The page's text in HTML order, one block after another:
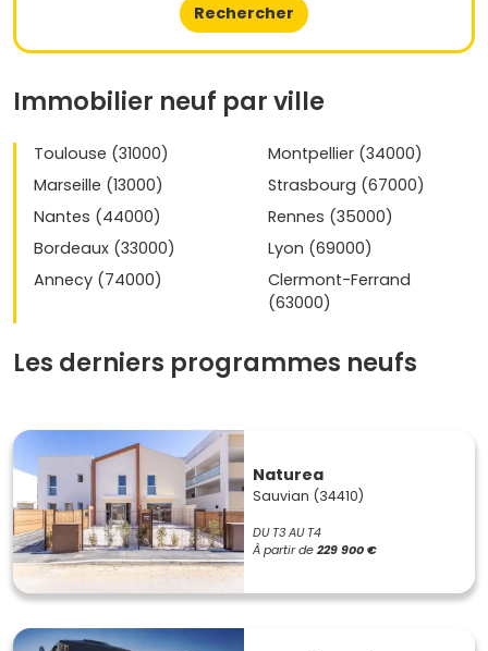
Rechercher
Immobilier neuf par ville
Toulouse (31000)
Montpellier (34000)
Marseille (13000)
Strasbourg (67000)
Nantes (44000)
Rennes (35000)
Bordeaux (33000)
Lyon (69000)
Annecy (74000)
Clermont-Ferrand
(63000)
Les derniers programmes neufs
Naturea
Sauvian (34410)
DU T3 AU T4
À partir de229 900 €